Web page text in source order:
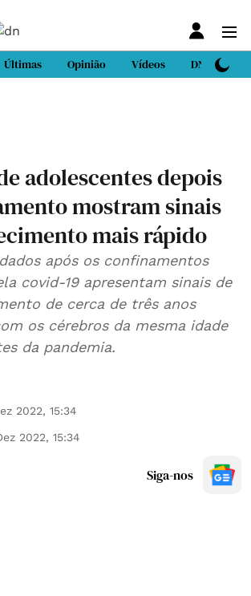
Últimas Opinião Vídeos DN Sport
adolescentes depois
mostram sinais
mais rápido
após os confinamentos
covid-19 apresentam sinais de
de cerca de três anos
os cérebros da mesma idade
da pandemia.
2022, 15:34
2022, 15:34
Siga-nos